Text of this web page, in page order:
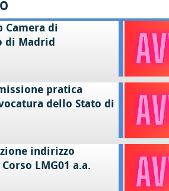
Camera di
di Madrid
pratica
dello Stato di
indirizzo
LMG01 a.a.